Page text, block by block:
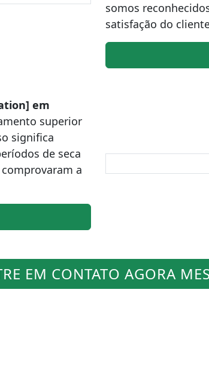
somos
satisfação do
em
superior
significa
de seca
a
EM CONTATO AGORA